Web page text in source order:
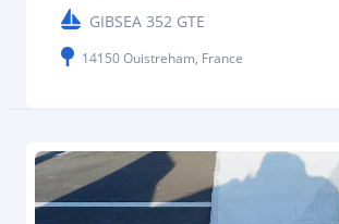
GIBSEA 352 GTE
14150 Ouistreham, France